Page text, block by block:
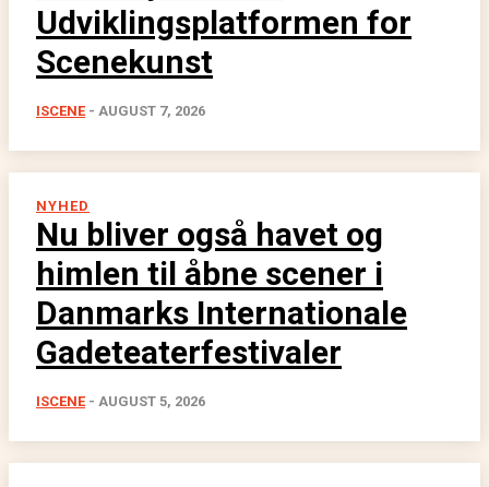
Udviklingsplatformen for
Scenekunst
ISCENE - AUGUST 7, 2026
NYHED
Nu bliver også havet og
himlen til åbne scener i
Danmarks Internationale
Gadeteaterfestivaler
ISCENE - AUGUST 5, 2026